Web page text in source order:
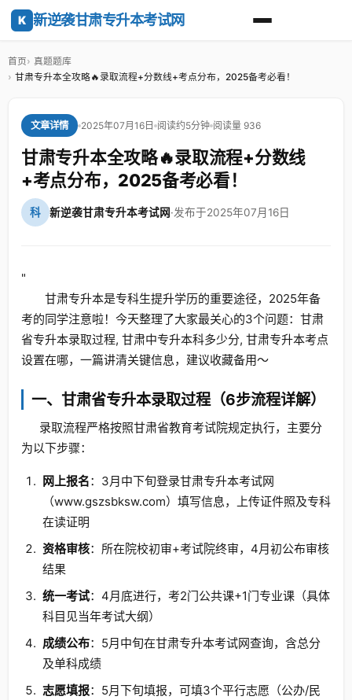
K 新逆袭甘肃专升本考试网
首页
真题题库
甘肃专升本全攻略🔥录取流程+分数线+考点分布，2025备考必看！
文章详情 2025年07月16日 阅读约5分钟 阅读量 936
甘肃专升本全攻略🔥录取流程+分数线
+考点分布，2025备考必看！
科 新逆袭甘肃专升本考试网·发布于2025年07月16日
"
甘肃专升本是专科生提升学历的重要途径，2025年备
考的同学注意啦！今天整理了大家最关心的3个问题：甘肃
省专升本录取过程, 甘肃中专升本科多少分, 甘肃专升本考点
设置在哪，一篇讲清关键信息，建议收藏备用～
一、甘肃省专升本录取过程（6步流程详解）
录取流程严格按照甘肃省教育考试院规定执行，主要分
为以下步骤：
网上报名：3月中下旬登录甘肃专升本考试网
（www.gszsbksw.com）填写信息，上传证件照及专科
在读证明
资格审核：所在院校初审+考试院终审，4月初公布审核
结果
统一考试：4月底进行，考2门公共课+1门专业课（具体
科目见当年考试大纲）
成绩公布：5月中旬在甘肃专升本考试网查询，含总分
及单科成绩
志愿填报：5月下旬填报，可填3个平行志愿（公办/民